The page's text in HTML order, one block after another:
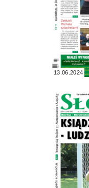
13.06.2024